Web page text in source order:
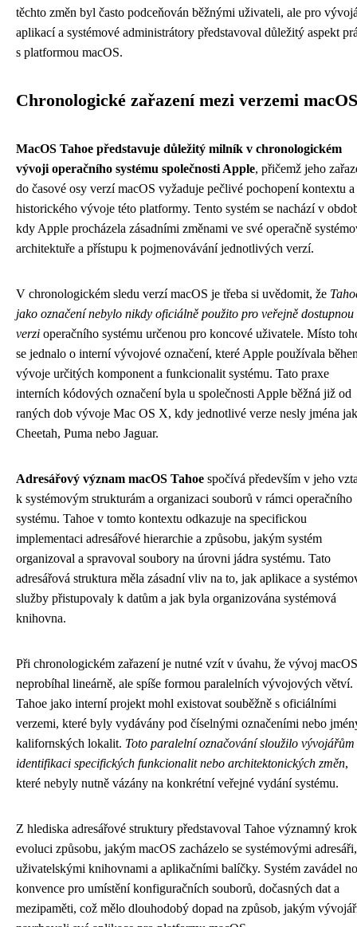
těchto změn byl často podceňován běžnými uživateli, ale pro
aplikací a systémové administrátory představoval důležitý aspekt
s platformou macOS.
Chronologické zařazení mezi verzemi macOS
MacOS Tahoe představuje důležitý milník v chronologickém
vývoji operačního systému společnosti Apple, přičemž jeho
do časové osy verzí macOS vyžaduje pečlivé pochopení kontextu a
historického vývoje této platformy. Tento systém se nachází v
kdy Apple procházela zásadními změnami ve své operačně
architektuře a přístupu k pojmenovávání jednotlivých verzí.
V chronologickém sledu verzí macOS je třeba si uvědomit, že
jako označení nebylo nikdy oficiálně použito pro veřejně dostupnou
verzi operačního systému určenou pro koncové uživatele. Místo
se jednalo o interní vývojové označení, které Apple používala
vývoje určitých komponent a funkcionalit systému. Tato praxe
interních kódových označení byla u společnosti Apple běžná již od
raných dob vývoje Mac OS X, kdy jednotlivé verze nesly jména
Cheetah, Puma nebo Jaguar.
Adresářový význam macOS Tahoe spočívá především v jeho
k systémovým strukturám a organizaci souborů v rámci operačního
systému. Tahoe v tomto kontextu odkazuje na specifickou
implementaci adresářové hierarchie a způsobu, jakým systém
organizoval a spravoval soubory na úrovni jádra systému. Tato
adresářová struktura měla zásadní vliv na to, jak aplikace a
služby přistupovaly k datům a jak byla organizována systémová
knihovna.
Při chronologickém zařazení je nutné vzít v úvahu, že vývoj macOS
neprobíhal lineárně, ale spíše formou paralelních vývojových větví.
Tahoe jako interní projekt mohl existovat souběžně s oficiálními
verzemi, které byly vydávány pod číselnými označeními nebo
kalifornských lokalit. Toto paralelní označování sloužilo vývojářům
identifikaci specifických funkcionalit nebo architektonických změn,
které nebyly nutně vázány na konkrétní veřejné vydání systému.
Z hlediska adresářové struktury představoval Tahoe významný
evoluci způsobu, jakým macOS zacházelo se systémovými adresáři,
uživatelskými knihovnami a aplikačními balíčky. Systém zavádel
konvence pro umístění konfiguračních souborů, dočasných dat a
mezipaměti, což mělo dlouhodobý dopad na způsob, jakým